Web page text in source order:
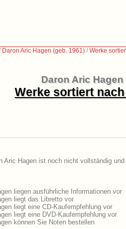
Daron Aric Hagen (geb. 1961) /Werke
Daron Aric Hagen
Werke sortiert
Aric Hagen ist noch nicht vollständig
liegen ausführliche Informationen vor
liegt das Libretto vor
liegt eine CD-Kaufempfehlung vor
liegt eine DVD-Kaufempfehlung vor
können Sie Noten bestellen